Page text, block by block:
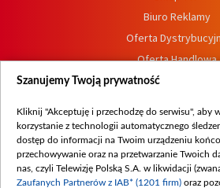
Biuro Reklamy
Oferta
Oferta Handlowa
Dostępność
Procedura zgłoszeń
Szanujemy Twoją prywatność
Kliknij "Akceptuję i przechodzę do serwisu", aby
korzystanie z technologii automatycznego
dostęp do informacji na Twoim urządzeniu
przechowywanie oraz na przetwarzanie Twoich
nas, czyli Telewizję Polską S.A. w likwidacji
Zaufanych Partnerów z IAB* (1201 firm) oraz